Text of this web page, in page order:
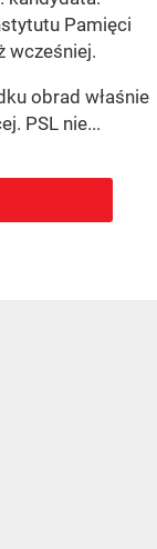
Pamięci
wcześniej.
obrad właśnie
PSL nie...